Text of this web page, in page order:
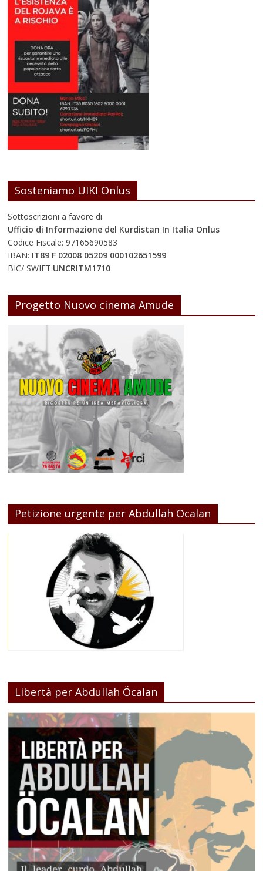
Sosteniamo UIKI Onlus
Sottoscrizioni a favore di
Ufficio di Informazione del Kurdistan In Italia Onlus
Codice Fiscale: 97165690583
IBAN: IT89 F 02008 05209 000102651599
BIC/ SWIFT:UNCRITM1710
Progetto Nuovo cinema Amude
Petizione urgente per Abdullah Ocalan
Libertà per Abdullah Öcalan